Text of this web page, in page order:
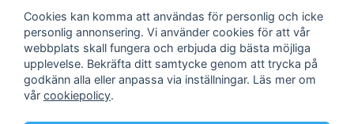
Öppettider Lager
Om Soliduct
Soliduct & Ventilation.se
Informationssidor
Returer
Villkor & Policy
Cookies kan komma att användas för personlig och icke
personlig annonsering. Vi använder cookies för att vår
webbplats skall fungera och erbjuda dig bästa möjliga
upplevelse. Bekräfta ditt samtycke genom att trycka på
godkänn alla eller anpassa via inställningar. Läs mer om
vår cookiepolicy.